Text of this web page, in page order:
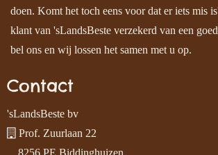
doen. Komt het toch eens voor dat er iets mis
klant van 'sLandsBeste verzekerd van een
bel ons en wij lossen het samen met u op.
Contact
'sLandsBeste bv
Prof. Zuurlaan 22